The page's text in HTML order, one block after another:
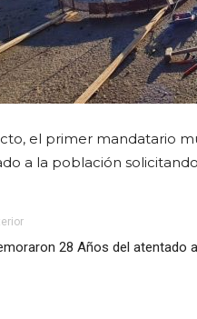
el primer mandatario
a la población
28 Años del atentado